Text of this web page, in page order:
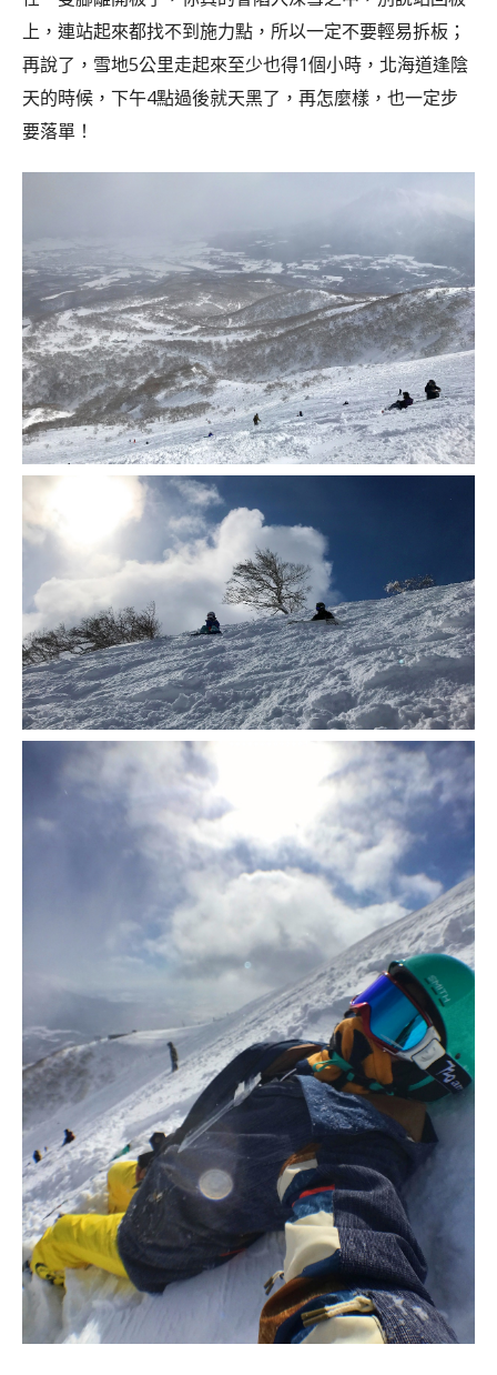
上，連站起來都找不到施力點，所以一定不要輕易拆板；
再說了，雪地5公里走起來至少也得1個小時，北海道逢陰
天的時候，下午4點過後就天黑了，再怎麼樣，也一定步
要落單！